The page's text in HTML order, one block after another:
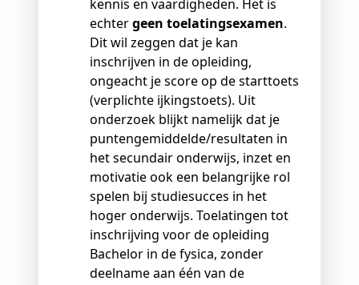
kennis en vaardigheden. Het is
echtergeen toelatingsexamen.
Dit wil zeggen dat je kan
inschrijven in de opleiding,
ongeacht je score op de starttoets
(verplichte ijkingstoets). Uit
onderzoek blijkt namelijk dat je
puntengemiddelde/resultaten in
het secundair onderwijs, inzet en
motivatie ook een belangrijke rol
spelen bij studiesucces in het
hoger onderwijs. Toelatingen tot
inschrijving voor de opleiding
Bachelor in de fysica, zonder
deelname aan één van de